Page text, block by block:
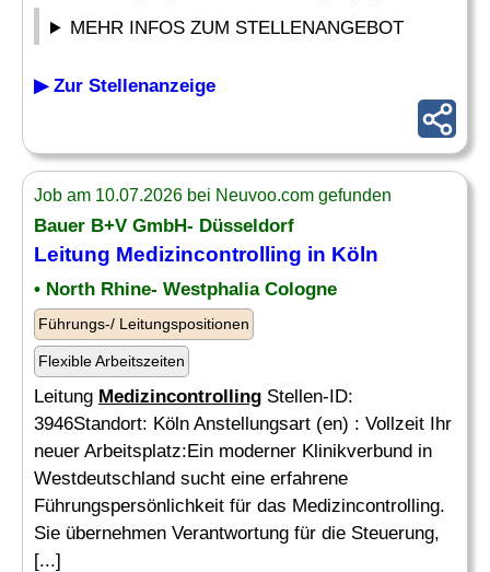
MEHR INFOS ZUM STELLENANGEBOT
▶ Zur Stellenanzeige
Job am 10.07.2026 bei Neuvoo.com gefunden
Bauer B+V GmbH- Düsseldorf
Leitung Medizincontrolling in Köln
• North Rhine- Westphalia Cologne
Führungs-/ Leitungspositionen
Flexible Arbeitszeiten
Leitung Medizincontrolling Stellen-ID:
3946Standort: Köln Anstellungsart (en) : Vollzeit Ihr
neuer Arbeitsplatz:Ein moderner Klinikverbund in
Westdeutschland sucht eine erfahrene
Führungspersönlichkeit für das Medizincontrolling.
Sie übernehmen Verantwortung für die Steuerung,
[...]